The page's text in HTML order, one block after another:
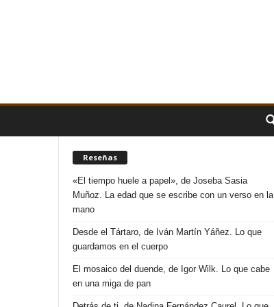
Reseñas
«El tiempo huele a papel», de Joseba Sasia
Muñoz. La edad que se escribe con un verso en la
mano
Desde el Tártaro, de Iván Martín Yáñez. Lo que
guardamos en el cuerpo
El mosaico del duende, de Igor Wilk. Lo que cabe
en una miga de pan